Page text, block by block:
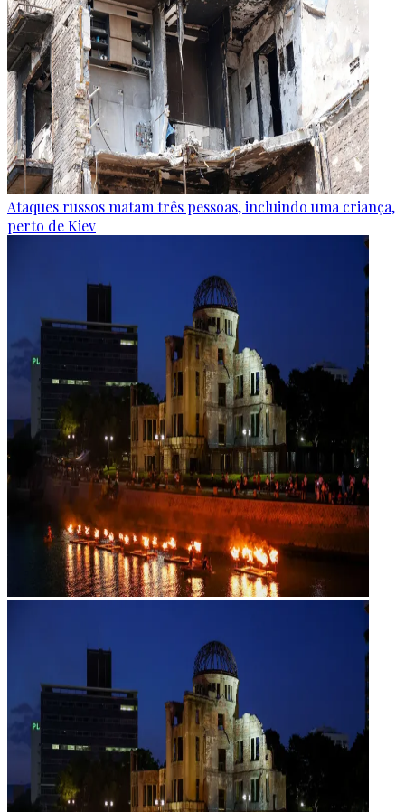
Ataques russos matam três pessoas, incluindo uma criança,
perto de Kiev